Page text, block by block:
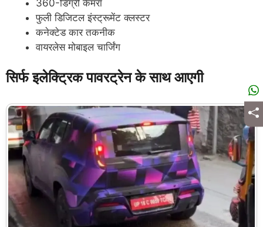
360-डिग्री कैमरा
फुली डिजिटल इंस्ट्रूमेंट क्लस्टर
कनेक्टेड कार तकनीक
वायरलेस मोबाइल चार्जिंग
सिर्फ इलेक्ट्रिक पावरट्रेन के साथ आएगी